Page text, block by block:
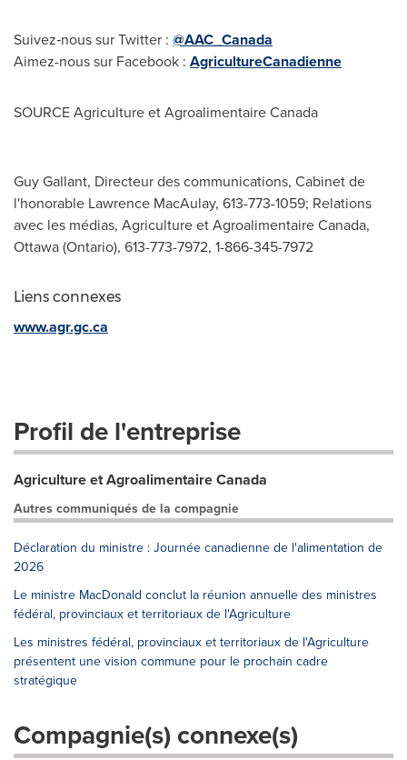
Suivez‑nous sur Twitter : @AAC_Canada
Aimez-nous sur Facebook : AgricultureCanadienne
SOURCE Agriculture et Agroalimentaire Canada
Guy Gallant, Directeur des communications, Cabinet de
l'honorable Lawrence MacAulay, 613-773-1059; Relations
avec les médias, Agriculture et Agroalimentaire Canada,
Ottawa (Ontario), 613-773-7972, 1-866-345-7972
Liens connexes
www.agr.gc.ca
Profil de l'entreprise
Agriculture et Agroalimentaire Canada
Autres communiqués de la compagnie
Déclaration du ministre : Journée canadienne de l'alimentation de
2026
Le ministre MacDonald conclut la réunion annuelle des ministres
fédéral, provinciaux et territoriaux de l'Agriculture
Les ministres fédéral, provinciaux et territoriaux de l'Agriculture
présentent une vision commune pour le prochain cadre
stratégique
Compagnie(s) connexe(s)